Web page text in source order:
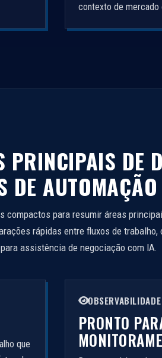
contexto de mercado
PRINCIPAIS DE
DE AUTOMAÇÃO
compactos para resumir áreas
rápidas entre fluxos de
assistência de negociação com IA.
que
OBSERVABILIDADE
PRONTO